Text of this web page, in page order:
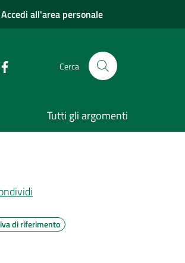
Accedi all'area personale
Cerca
Tutti gli argomenti
di riferimento